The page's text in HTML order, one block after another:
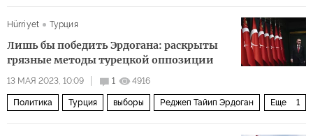
Hürriyet Турция
Лишь бы победить Эрдогана: раскрыты
грязные методы турецкой оппозиции
13 МАЯ 2023, 10:09 1 4916
Еще 1
Политика Турция выборы Реджеп Тайип Эрдоган